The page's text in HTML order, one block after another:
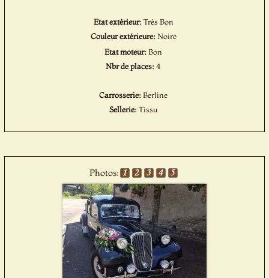
Etat extérieur:Très Bon
Couleur extérieure:Noire
Etat moteur: Bon
Nbr de places: 4
Carrosserie: Berline
Sellerie: Tissu
Photos: